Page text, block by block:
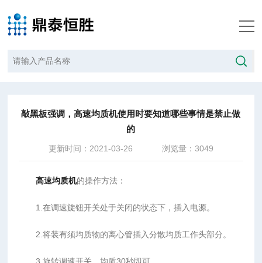
敲黑板强调，高速均质机使用时要知道哪些事情是禁止做
的
更新时间：2021-03-26 浏览量：3049
高速均质机的操作方法：
1.在调速旋钮开关处于关闭的状态下，插入电源。
2.将装有须均质物的离心管插入分散均质工作头部分。